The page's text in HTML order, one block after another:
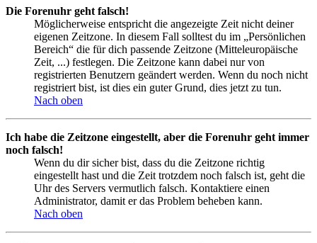
Die Forenuhr geht falsch!
Möglicherweise entspricht die angezeigte Zeit nicht deiner
eigenen Zeitzone. In diesem Fall solltest du im „Persönlichen
Bereich“ die für dich passende Zeitzone (Mitteleuropäische
Zeit, ...) festlegen. Die Zeitzone kann dabei nur von
registrierten Benutzern geändert werden. Wenn du noch nicht
registriert bist, ist dies ein guter Grund, dies jetzt zu tun.
Nach oben
Ich habe die Zeitzone eingestellt, aber die Forenuhr geht immer
noch falsch!
Wenn du dir sicher bist, dass du die Zeitzone richtig
eingestellt hast und die Zeit trotzdem noch falsch ist, geht die
Uhr des Servers vermutlich falsch. Kontaktiere einen
Administrator, damit er das Problem beheben kann.
Nach oben